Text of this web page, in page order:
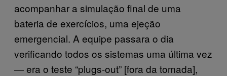
acompanhar a simulação final de uma
bateria de exercícios, uma ejeção
emergencial. A equipe passara o dia
verificando todos os sistemas uma última vez
— era o teste “plugs-out” [fora da tomada],